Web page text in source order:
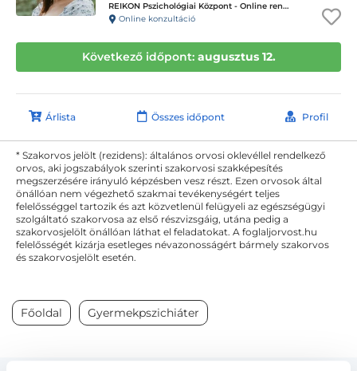
REIKON Pszichológiai Központ - Online rendelés
Online konzultáció
Következő időpont: augusztus 12.
Árlista Összes időpont Profil
* Szakorvos jelölt (rezidens): általános orvosi oklevéllel rendelkező
orvos, aki jogszabályok szerinti szakorvosi szakképesítés
megszerzésére irányuló képzésben vesz részt. Ezen orvosok által
önállóan nem végezhető szakmai tevékenységért teljes
felelősséggel tartozik és azt közvetlenül felügyeli az egészségügyi
szolgáltató szakorvosa az első részvizsgáig, utána pedig a
szakorvosjelölt önállóan láthat el feladatokat. A foglaljorvost.hu
felelősségét kizárja esetleges névazonosságért bármely szakorvos
és szakorvosjelölt esetén.
Főoldal Gyermekpszichiáter